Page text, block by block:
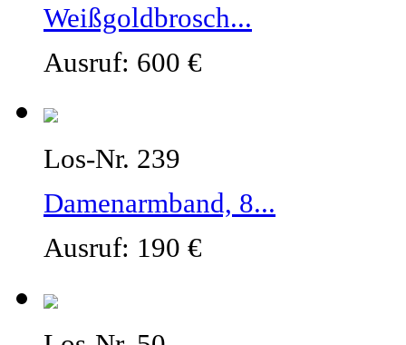
Weißgoldbrosch...
Ausruf: 600 €
Los-Nr. 239
Damenarmband, 8...
Ausruf: 190 €